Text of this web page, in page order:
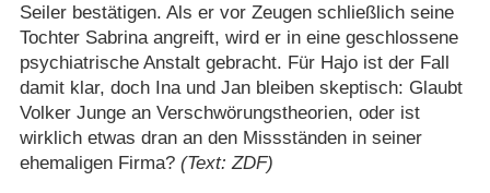
Seiler bestätigen. Als er vor Zeugen schließlich seine
Tochter Sabrina angreift, wird er in eine geschlossene
psychiatrische Anstalt gebracht. Für Hajo ist der Fall
damit klar, doch Ina und Jan bleiben skeptisch: Glaubt
Volker Junge an Verschwörungstheorien, oder ist
wirklich etwas dran an den Missständen in seiner
ehemaligen Firma? (Text: ZDF)